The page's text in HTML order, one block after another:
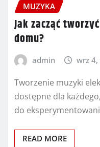
MUZYKA
Jak zacząć
domu?
admin wrz
Tworzenie muzyki
dostępne dla
do
READ MORE